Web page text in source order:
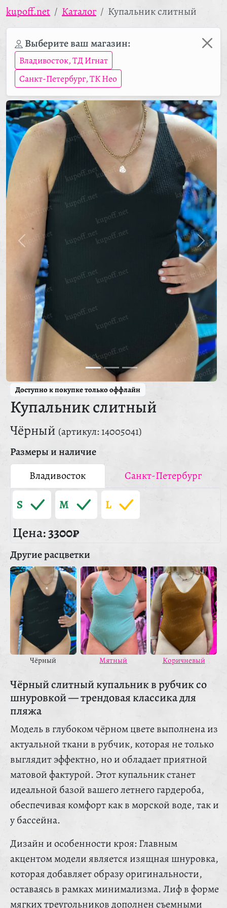
kupoff.net Каталог Купальник слитный
Выберите ваш магазин:
Владивосток, ТД Игнат
Санкт-Петербург, ТК Нео
Доступно к покупке только оффлайн
Купальник слитный
Чёрный (артикул: 14005041)
Размеры и наличие
Владивосток
Санкт-Петербург
S M L
Цена:3300₽
Другие расцветки
Чёрный Мятный Коричневый
Чёрный слитный купальник в рубчик со
шнуровкой — трендовая классика для
пляжа
Модель в глубоком чёрном цвете выполнена из
актуальной ткани в рубчик, которая не только
выглядит эффектно, но и обладает приятной
матовой фактурой. Этот купальник станет
идеальной базой вашего летнего гардероба,
обеспечивая комфорт как в морской воде, так и
у бассейна.
Дизайн и особенности кроя: Главным
акцентом модели является изящная шнуровка,
которая добавляет образу оригинальности,
оставаясь в рамках минимализма. Лиф в форме
мягких треугольников дополнен съемными